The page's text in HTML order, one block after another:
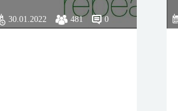
30.01.2022 481 0